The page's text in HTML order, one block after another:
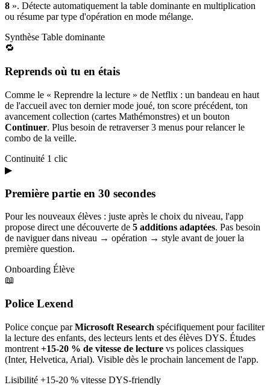
8 ». Détecte automatiquement la table dominante en multiplication
ou résume par type d'opération en mode mélange.
Synthèse Table dominante
🔁
Reprends où tu en étais
Comme le « Reprendre la lecture » de Netflix : un bandeau en haut
de l'accueil avec ton dernier mode joué, ton score précédent, ton
avancement collection (cartes Mathémonstres) et un bouton
Continuer. Plus besoin de retraverser 3 menus pour relancer le
combo de la veille.
Continuité 1 clic
▶
Première partie en 30 secondes
Pour les nouveaux élèves : juste après le choix du niveau, l'app
propose direct une découverte de 5 additions adaptées. Pas besoin
de naviguer dans niveau → opération → style avant de jouer la
première question.
Onboarding Élève
📖
Police Lexend
Police conçue parMicrosoft Research spécifiquement pour faciliter
la lecture des enfants, des lecteurs lents et des élèves DYS. Études
montrent +15-20 % de vitesse de lecture vs polices classiques
(Inter, Helvetica, Arial). Visible dès le prochain lancement de l'app.
Lisibilité +15-20 % vitesse DYS-friendly